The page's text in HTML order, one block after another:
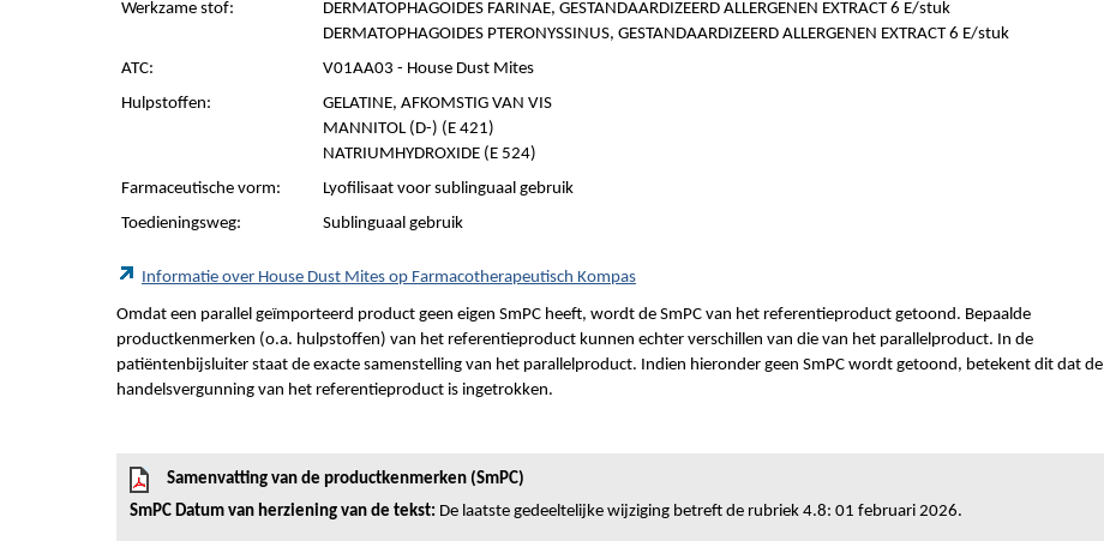
Werkzame stof:
DERMATOPHAGOIDES FARINAE, GESTANDAARDIZEERD ALLERGENEN EXTRACT 6 E/stuk
DERMATOPHAGOIDES PTERONYSSINUS, GESTANDAARDIZEERD ALLERGENEN EXTRACT 6 E/stuk
ATC:
V01AA03 - House Dust Mites
Hulpstoffen:
GELATINE, AFKOMSTIG VAN VIS
MANNITOL (D-) (E 421)
NATRIUMHYDROXIDE (E 524)
Farmaceutische vorm:
Lyofilisaat voor sublinguaal gebruik
Toedieningsweg:
Sublinguaal gebruik
Informatie over House Dust Mites op Farmacotherapeutisch Kompas
Omdat een parallel geïmporteerd product geen eigen SmPC heeft, wordt de SmPC van het referentieproduct getoond. Bepaalde
productkenmerken (o.a. hulpstoffen) van het referentieproduct kunnen echter verschillen van die van het parallelproduct. In de
patiëntenbijsluiter staat de exacte samenstelling van het parallelproduct. Indien hieronder geen SmPC wordt getoond, betekent dit dat de
handelsvergunning van het referentieproduct is ingetrokken.
Samenvatting van de productkenmerken (SmPC)
SmPC Datum van herziening van de tekst: De laatste gedeeltelijke wijziging betreft de rubriek 4.8: 01 februari 2026.